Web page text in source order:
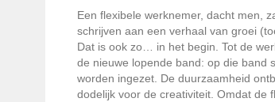
Een flexibele werknemer, dacht men,
schrijven aan een verhaal van groei
Dat is ook zo… in het begin. Tot de
de nieuwe lopende band: op die band
worden ingezet. De duurzaamheid
dodelijk voor de creativiteit. Omdat de